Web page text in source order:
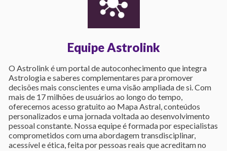
Equipe Astrolink
O Astrolink é um portal de autoconhecimento que integra
Astrologia e saberes complementares para promover
decisões mais conscientes e uma visão ampliada de si. Com
mais de 17 milhões de usuários ao longo do tempo,
oferecemos acesso gratuito ao Mapa Astral, conteúdos
personalizados e uma jornada voltada ao desenvolvimento
pessoal constante. Nossa equipe é formada por especialistas
comprometidos com uma abordagem transdisciplinar,
acessível e ética, feita por pessoas reais que acreditam no